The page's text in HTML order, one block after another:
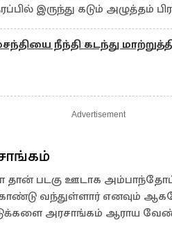
இருந்து கடும் அழுத்தம்
நீந்தி கடந்து
Advertisement
படகு ஊடாக
வந்துள்ளார் எனவும்
அரசாங்கம் ஆராய